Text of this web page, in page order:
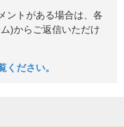
ントがある場合は、各
)からご返信いただけ
ださい。